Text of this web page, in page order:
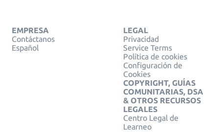
EMPRESA
Contáctanos
Español
LEGAL
Privacidad
Service Terms
Política de cookies
Configuración de
Cookies
COPYRIGHT, GUÍAS
COMUNITARIAS, DSA
& OTROS RECURSOS
LEGALES
Centro Legal de
Learneo